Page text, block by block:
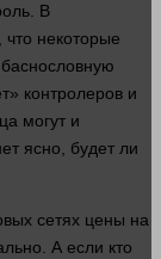
В
некоторые
контролеров и
могут и
ясно , будет ли
сетях цены на
А если кто